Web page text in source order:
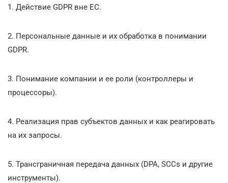
1. Действие GDPR вне ЕС.
2. Персональные данные и их обработка в понимании
GDPR.
3. Понимание компании и ее роли (контроллеры и
процессоры).
4. Реализация прав субъектов данных и как реагировать
на их запросы.
5. Трансграничная передача данных (DPA, SCCs и другие
инструменты).